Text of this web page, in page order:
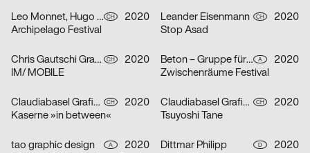
Leo Monnet, Hugo Jauffret CH
2020
Archipelago Festival
Leander Eisenmann CH
2020
Stop Asad
Chris Gautschi Graphic & Editorial design CH
2020
IM/ MOBILE
Beton – Gruppe für Gestaltung A
2020
Zwischenräume Festival
Claudiabasel Grafik & Interaktion CH
2020
Kaserne »in between«
Claudiabasel Grafik & Interaktion CH
2020
Tsuyoshi Tane
tao graphic design A
2020
Dittmar Philipp D
2020